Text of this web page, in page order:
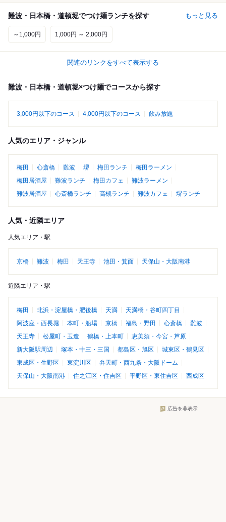
難波・日本橋・道頓堀でつけ麺ランチを探す もっと見る
～1,000円 1,000円 ～ 2,000円
関連のリンクをすべて表示する
難波・日本橋・道頓堀×つけ麺でコースから探す
3,000円以下のコース 4,000円以下のコース 飲み放題
人気のエリア・ジャンル
梅田 心斎橋 難波 堺 梅田ランチ
梅田ラーメン
梅田居酒屋
難波ランチ 梅田カフェ
難波ラーメン
難波居酒屋
心斎橋ランチ 高槻ランチ 難波カフェ 堺ランチ
人気・近隣エリア
人気エリア・駅
京橋 難波 梅田 天王寺 池田・箕面 天保山・大阪南港
近隣エリア・駅
梅田 北浜・淀屋橋・肥後橋 天満
天満橋・谷町四丁目
阿波座・西長堀
本町・船場 京橋 福島・野田 心斎橋
難波
天王寺
松屋町・玉造 鶴橋・上本町
恵美須・今宮・芦原
新大阪駅周辺
塚本・十三・三国 都島区・旭区
城東区・鶴見区
東成区・生野区
東淀川区
弁天町・西九条・大阪ドーム
天保山・大阪南港
住之江区・住吉区 平野区・東住吉区 西成区
広告を非表示